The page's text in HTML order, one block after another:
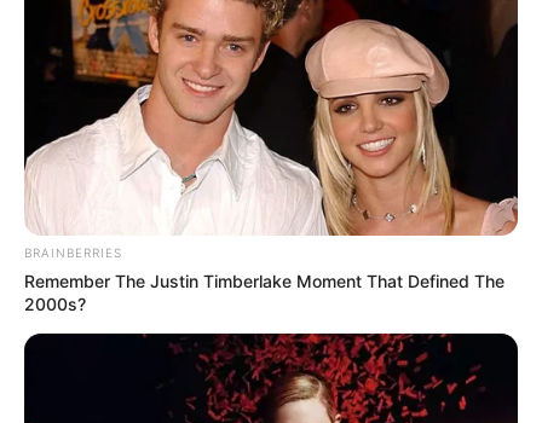
Обидва пункти функціонують навіть під час повітряних
тривог, забезпечуючи безперебійну роботу. Попередній
запис не потрібен. У центрі безкоштовно визначають
групу крові, тому додаткові аналізи здавати не
потрібно.
Для отримання додаткової інформації або уточнення
деталей звертайтесь за телефоном: +380955704766.
Центр служби крові просить усіх, хто має можливість,
долучитися до здачі крові, щоб допомогти врятувати
життя.
Фото - Харківський обласний центр служби крові
Наталія Кобзар